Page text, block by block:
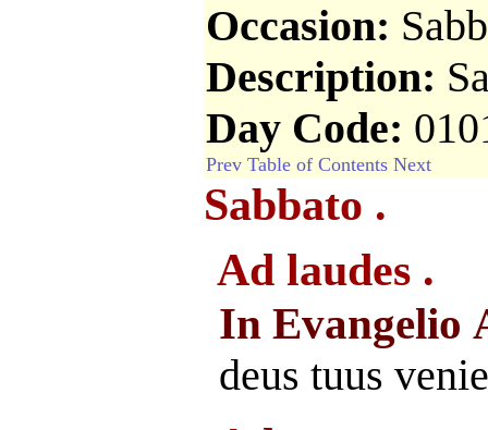
Occasion:
Description:
Day Code:
Prev Table of Contents Next
Sabbato .
Ad laudes .
In Evangelio
deus tuus